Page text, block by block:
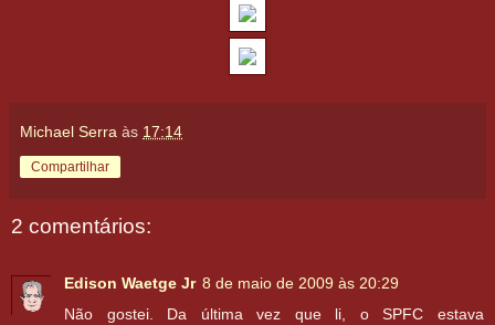
Michael Serra às 17:14
Compartilhar
2 comentários:
Edison Waetge Jr 8 de maio de 2009 às 20:29
Não gostei. Da última vez que li, o SPFC estava